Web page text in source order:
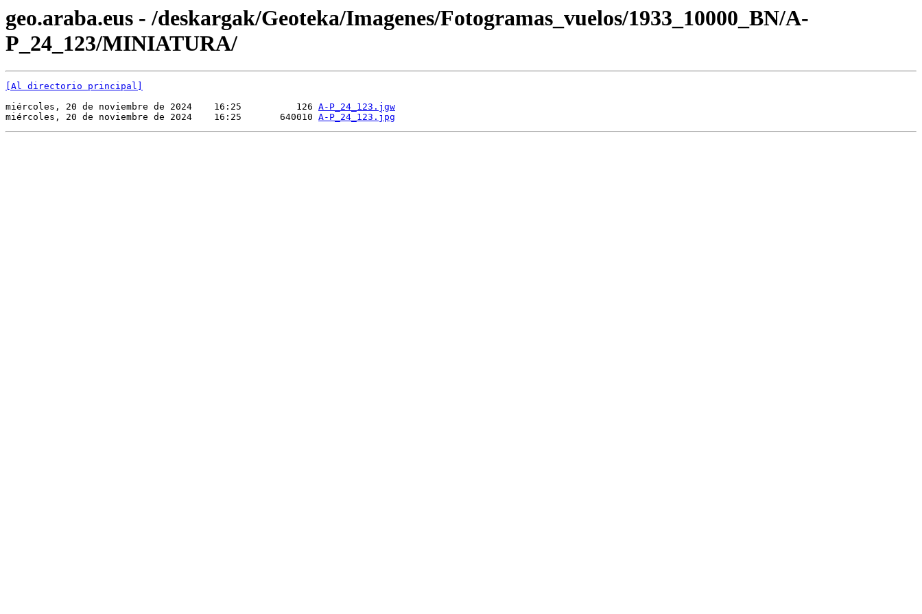
geo.araba.eus - /deskargak/Geoteka/Imagenes/Fotogramas_vuelos/1933_10000_BN/A-
P_24_123/MINIATURA/
[Al directorio principal]
miércoles, 20 de noviembre de 2024    16:25          126 A-P_24_123.jgw
miércoles, 20 de noviembre de 2024    16:25       640010 A-P_24_123.jpg